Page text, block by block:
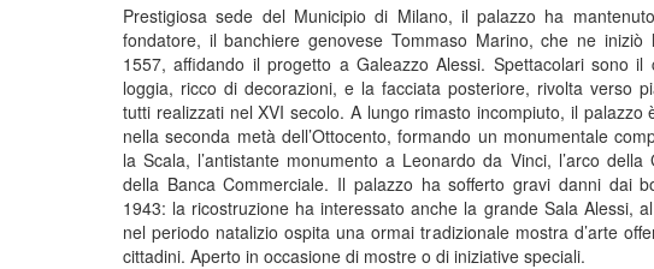
Prestigiosa sede del Municipio di Milano, il palazzo ha
fondatore, il banchiere genovese Tommaso Marino, che ne iniziò
1557, affidando il progetto a Galeazzo Alessi. Spettacolari sono
loggia, ricco di decorazioni, e la facciata posteriore, rivolta verso
tutti realizzati nel XVI secolo. A lungo rimasto incompiuto, il palazzo
nella seconda metà dell’Ottocento, formando un monumentale
la Scala, l’antistante monumento a Leonardo da Vinci, l’arco
della Banca Commerciale. Il palazzo ha sofferto gravi danni dai
1943: la ricostruzione ha interessato anche la grande Sala Alessi,
nel periodo natalizio ospita una ormai tradizionale mostra d’arte
cittadini. Aperto in occasione di mostre o di iniziative speciali.